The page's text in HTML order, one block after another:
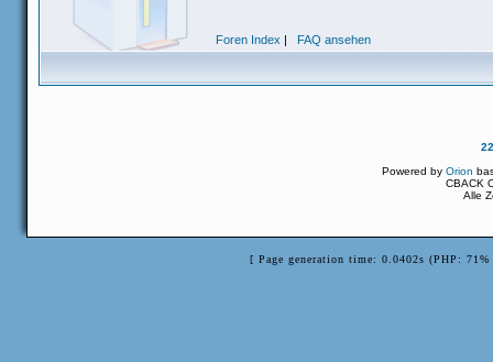
Foren Index | FAQ ansehen
Powered byOrion
CBACK
Alle
[ Page generation time: 0.0402s (PHP: